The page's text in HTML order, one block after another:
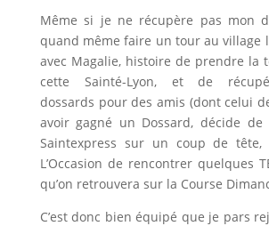
Même si je ne récupère pas mon
quand même faire un tour au village
avec Magalie, histoire de prendre la
cette Sainté-Lyon, et de
dossards pour des amis (dont celui
avoir gagné un Dossard, décide
Saintexpress sur un coup de tête,
L’Occasion de rencontrer quelques
qu’on retrouvera sur la Course
C’est donc bien équipé que je pars